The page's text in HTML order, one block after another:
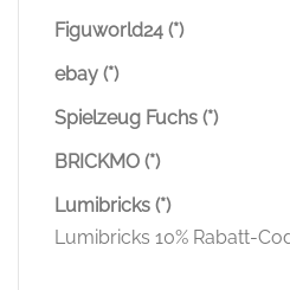
Figuworld24 (*)
ebay (*)
Spielzeug Fuchs (*)
BRICKMO (*)
Lumibricks (*)
Lumibricks 10% Rabatt-